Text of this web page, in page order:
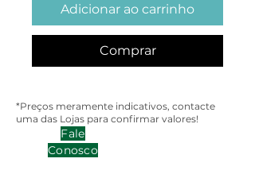
Adicionar ao carrinho
Comprar
*Preços meramente indicativos, contacte
uma das Lojas para confirmar valores!
Fale
Conosco